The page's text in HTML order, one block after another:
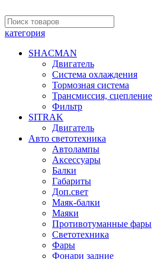
категория
SHACMAN
Двигатель
Система охлаждения
Тормозная система
Трансмиссия, сцепление
Фильтр
SITRAK
Двигатель
Авто светотехника
Автолампы
Аксессуары
Балки
Габариты
Доп.свет
Маяк-балки
Маяки
Противотуманные фары
Светотехника
Фары
Фонари задние